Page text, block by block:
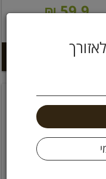
59.9 ₪
הוספה לסל +